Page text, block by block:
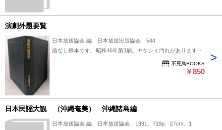
演劇外題要覧
日本放送協会 編、日本放送出版協会、544
函なし裸本です。昭和46年第3刷。ヤケシミ汚れがあります。
不死鳥BOOKS
￥850
日本民謡大観 （沖縄奄美） 沖縄諸島編
日本放送協会 編、日本放送協会、1991、719p、27cm、1